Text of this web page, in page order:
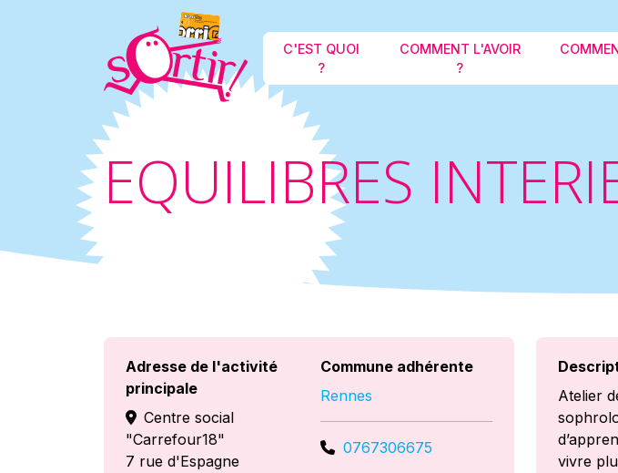
C'EST QUOI
?
COMMENT L'AVOIR
?
EQUILIBRES
Adresse de l'activité
principale
Centre social
"Carrefour18"
7 rue d'Espagne
Commune adhérente
Rennes
0767306675
Atelier
vivre